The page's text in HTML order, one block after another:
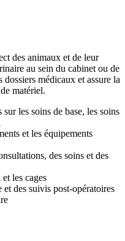
des animaux et de leur
au sein du cabinet ou de
médicaux et assure la
matériel.
les soins de base, les soins
et les équipements
des soins et des
les cages
et des suivis post-opératoires